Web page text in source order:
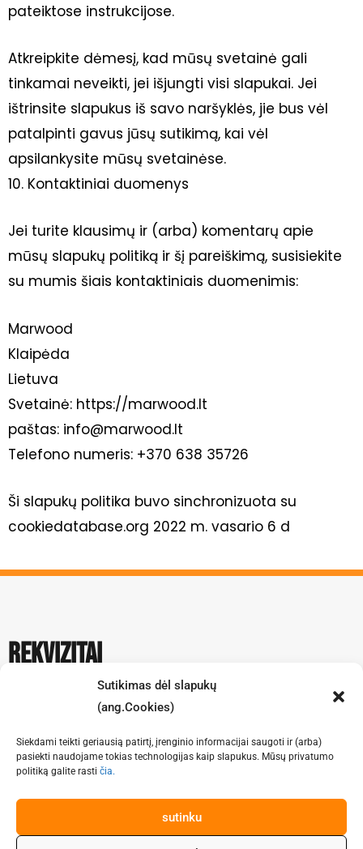
Sutikimas dėl slapukų
(ang.Cookies)
Siekdami teikti geriausią patirtį, įrenginio informacijai saugoti ir (arba)
pasiekti naudojame tokias technologijas kaip slapukus. Mūsų privatumo
politiką galite rasti čia.
sutinku
pateiktose instrukcijose.
Atkreipkite dėmesį, kad mūsų svetainė gali
tinkamai neveikti, jei išjungti visi slapukai. Jei
ištrinsite slapukus iš savo naršyklės, jie bus vėl
patalpinti gavus jūsų sutikimą, kai vėl
apsilankysite mūsų svetainėse.
10. Kontaktiniai duomenys
Jei turite klausimų ir (arba) komentarų apie
mūsų slapukų politiką ir šį pareiškimą, susisiekite
su mumis šiais kontaktiniais duomenimis:
Marwood
Klaipėda
Lietuva
Svetainė: https://marwood.lt
paštas: info@marwood.lt
Telefono numeris: +370 638 35726
Ši slapukų politika buvo sinchronizuota su
cookiedatabase.org 2022 m. vasario 6 d
rekvizitai
Adresas: Klaipėda
F
c